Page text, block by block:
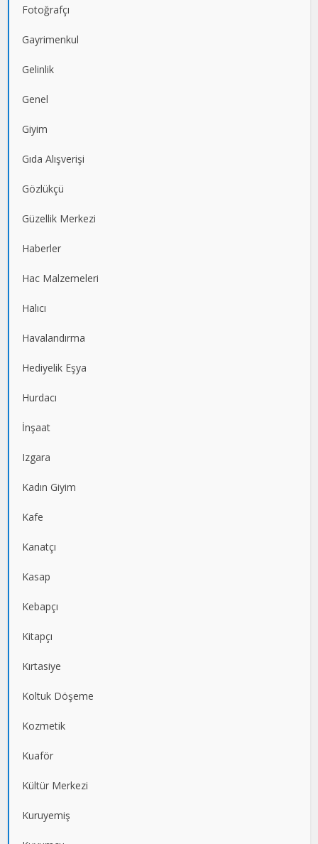
Fotoğrafçı
Gayrimenkul
Gelinlik
Genel
Giyim
Gıda Alışverişi
Gözlükçü
Güzellik Merkezi
Haberler
Hac Malzemeleri
Halıcı
Havalandırma
Hediyelik Eşya
Hurdacı
İnşaat
Izgara
Kadın Giyim
Kafe
Kanatçı
Kasap
Kebapçı
Kitapçı
Kırtasiye
Koltuk Döşeme
Kozmetik
Kuaför
Kültür Merkezi
Kuruyemiş